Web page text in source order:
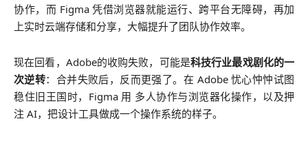
协作，而 Figma 凭借浏览器就能运行、跨平台无障碍，再加
上实时云端存储和分享，大幅提升了团队协作效率。
现在回看，Adobe的收购失败，可能是科技行业最戏剧化的一
次逆转：合并失败后，反而更强了。在 Adobe 忧心忡忡试图
稳住旧王国时，Figma 用 多人协作与浏览器化操作，以及押
注 AI，把设计工具做成一个操作系统的样子。